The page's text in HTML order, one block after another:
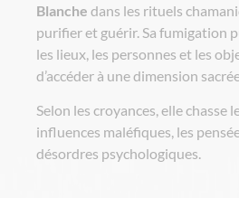
Blanche dans les rituels
purifier et guérir. Sa fumigation
les lieux, les personnes et les
d’accéder à une dimension
Selon les croyances, elle chasse
influences maléfiques, les
désordres psychologiques.